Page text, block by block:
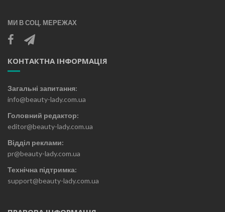
МИ В СОЦ. МЕРЕЖАХ
КОНТАКТНА ІНФОРМАЦІЯ
Загальні запитання:
info@beauty-lady.com.ua
Головний редактор:
editor@beauty-lady.com.ua
Відділ реклами:
pr@beauty-lady.com.ua
Технічна підтримка:
support@beauty-lady.com.ua